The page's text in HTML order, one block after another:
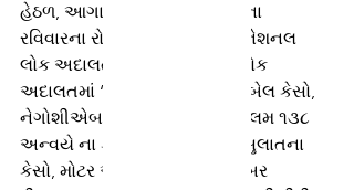
હેઠળ, આગામી તા.૨૬-૦૬-૨૦૨૨ ના
રવિવારના રોજ સમગ્ર રાજ્યમાં નેશનલ
લોક અદાલત યોજાનાર છે. આ લોક
અદાલતમાં ‘ક્રિમીનલ કમ્પાઉન્ડબેલ કેસો,
નેગોશીએબલ ઈન્સ્ટ્રુમેન્ટ ની કલમ ૧૩૮
અન્વયે ના કેસો, બેંકના નાણા વસુલાતના
કેસો, મોટર અકસ્માતના કેસો. લેબર